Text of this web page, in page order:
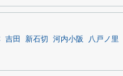
吉田 新石切 河内小阪 八戸ノ里